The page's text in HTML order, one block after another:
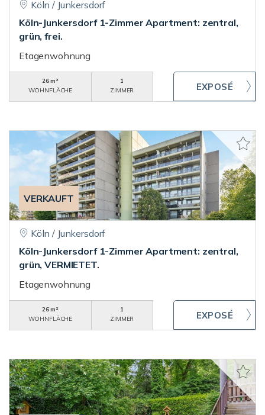
Köln / Junkersdorf
Köln-Junkersdorf 1-Zimmer Apartment: zentral,
grün, frei.
Etagenwohnung
26 m²
WOHNFLÄCHE
1
ZIMMER
VERKAUFT
Köln / Junkersdorf
Köln-Junkersdorf 1-Zimmer Apartment: zentral,
grün, VERMIETET.
Etagenwohnung
26 m²
WOHNFLÄCHE
1
ZIMMER